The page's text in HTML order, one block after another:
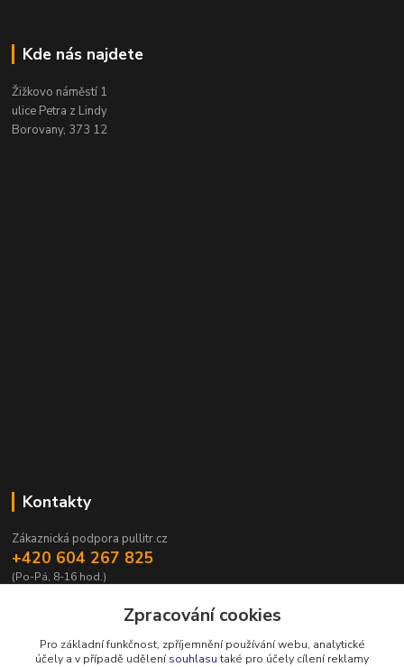
Kde nás najdete
Žižkovo náměstí 1
ulice Petra z Lindy
Borovany, 373 12
Kontakty
Zákaznická podpora pullitr.cz
+420 604 267 825
(Po-Pá, 8-16 hod.)
Zpracování cookies
Pro základní funkčnost, zpříjemnění používání webu, analytické
účely a v případě udělenísouhlasutaké pro účely cílení reklamy